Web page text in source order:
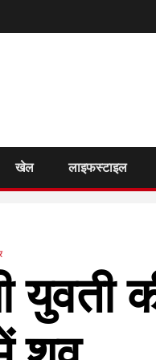
खेल लाइफस्टाइल